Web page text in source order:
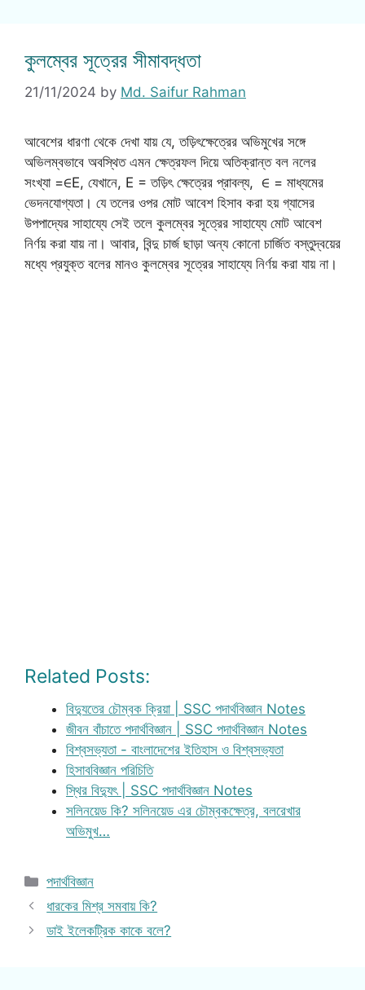
কুলম্বের সূত্রের সীমাবদ্ধতা
21/11/2024 by Md. Saifur Rahman
আবেশের ধারণা থেকে দেখা যায় যে, তড়িৎক্ষেত্রের অভিমুখের সঙ্গে
অভিলম্বভাবে অবস্থিত এমন ক্ষেত্রফল দিয়ে অতিক্রান্ত বল নলের
সংখ্যা =∈E, যেখানে, E = তড়িৎ ক্ষেত্রের প্রাবল্য, ∈ = মাধ্যমের
ভেদনযোগ্যতা। যে তলের ওপর মোট আবেশ হিসাব করা হয় গ্যাসের
উপপাদ্যের সাহায্যে সেই তলে কুলম্বের সূত্রের সাহায্যে মোট আবেশ
নির্ণয় করা যায় না। আবার, বিন্দু চার্জ ছাড়া অন্য কোনো চার্জিত বস্তুদ্বয়ের
মধ্যে প্রযুক্ত বলের মানও কুলম্বের সূত্রের সাহায্যে নির্ণয় করা যায় না।
Related Posts:
বিদ্যুতের চৌম্বক ক্রিয়া | SSC পদার্থবিজ্ঞান Notes
জীবন বাঁচাতে পদার্থবিজ্ঞান | SSC পদার্থবিজ্ঞান Notes
বিশ্বসভ্যতা - বাংলাদেশের ইতিহাস ও বিশ্বসভ্যতা
হিসাববিজ্ঞান পরিচিতি
স্থির বিদ্যুৎ | SSC পদার্থবিজ্ঞান Notes
সলিনয়েড কি? সলিনয়েড এর চৌম্বকক্ষেত্র, বলরেখার
অভিমুখ…
Categories
পদার্থবিজ্ঞান
ধারকের মিশ্র সমবায় কি?
ডাই ইলেকট্রিক কাকে বলে?